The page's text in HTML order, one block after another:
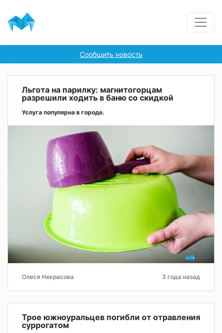
Сообщить новость
Льгота на парилку: магнитогорцам
разрешили ходить в баню со скидкой
Услуга популярна в городе.
Олеся Некрасова 3 года назад
Трое южноуральцев погибли от отравления
суррогатом